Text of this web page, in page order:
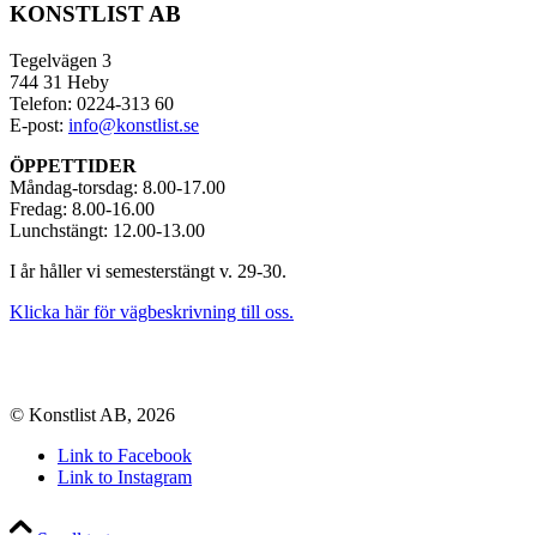
KONSTLIST AB
Tegelvägen 3
744 31 Heby
Telefon: 0224-313 60
E-post: info@konstlist.se
ÖPPETTIDER
Måndag-torsdag: 8.00-17.00
Fredag: 8.00-16.00
Lunchstängt: 12.00-13.00
I år håller vi semesterstängt v. 29-30.
Klicka här för vägbeskrivning till oss.
© Konstlist AB, 2026
Link to Facebook
Link to Instagram